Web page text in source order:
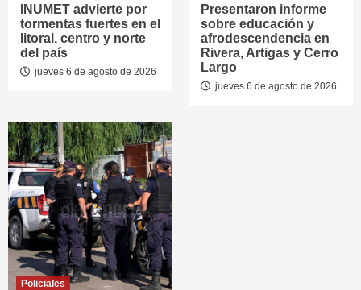
INUMET advierte por
tormentas fuertes en el
litoral, centro y norte
del país
jueves 6 de agosto de 2026
Presentaron informe
sobre educación y
afrodescendencia en
Rivera, Artigas y Cerro
Largo
jueves 6 de agosto de 2026
Policiales